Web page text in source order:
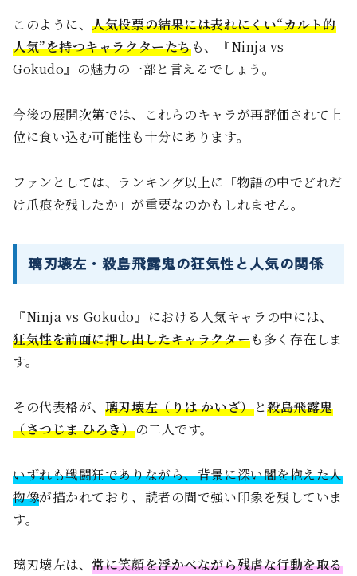
このように、人気投票の結果には表れにくい“カルト的
人気”を持つキャラクターたちも、『Ninja vs
Gokudo』の魅力の一部と言えるでしょう。
今後の展開次第では、これらのキャラが再評価されて上
位に食い込む可能性も十分にあります。
ファンとしては、ランキング以上に「物語の中でどれだ
け爪痕を残したか」が重要なのかもしれません。
璃刃壊左・殺島飛露鬼の狂気性と人気の関係
『Ninja vs Gokudo』における人気キャラの中には、
狂気性を前面に押し出したキャラクターも多く存在しま
す。
その代表格が、 璃刃壊左（りは かいざ）と殺島飛露鬼
（さつじま ひろき）の二人です。
いずれも戦闘狂でありながら、背景に深い闇を抱えた人
物像が描かれており、読者の間で強い印象を残していま
す。
璃刃壊左は、常に笑顔を浮かべながら残虐な行動を取る